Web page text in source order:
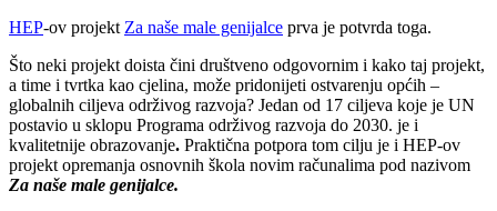
HEP-ov projekt Za naše male genijalce prva je potvrda toga.
Što neki projekt doista čini društveno odgovornim i kako taj projekt,
a time i tvrtka kao cjelina, može pridonijeti ostvarenju općih –
globalnih ciljeva održivog razvoja? Jedan od 17 ciljeva koje je UN
postavio u sklopu Programa održivog razvoja do 2030. je i
kvalitetnije obrazovanje. Praktična potpora tom cilju je i HEP-ov
projekt opremanja osnovnih škola novim računalima pod nazivom
Za naše male genijalce.